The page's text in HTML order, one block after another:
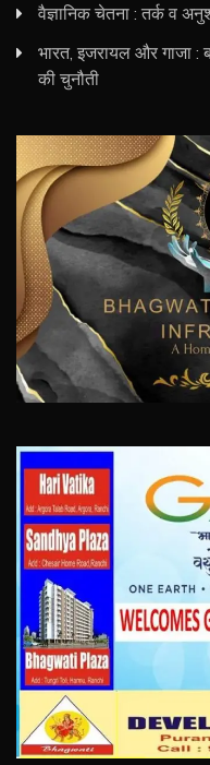
वैज्ञानिक चेतना : तर्क व
भारत, इजरायल और गाजा
की चुनौती